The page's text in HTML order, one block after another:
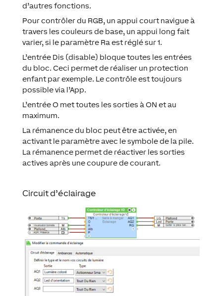
d’autres fonctions.
Pour contrôler du RGB, un appui court navigue à
travers les couleurs de base, un appui long fait
varier, si le paramètre Ra est réglé sur 1.
L’entrée Dis (disable) bloque toutes les entrées
du bloc. Ceci permet de réaliser un protection
enfant par exemple. Le contrôle est toujours
possible via l’App.
L’entrée O met toutes les sorties à ON et au
maximum.
La rémanence du bloc peut être activée, en
activant le paramètre avec le symbole de la pile.
La rémanence permet de réactiver les sorties
actives après une coupure de courant.
Circuit d’éclairage